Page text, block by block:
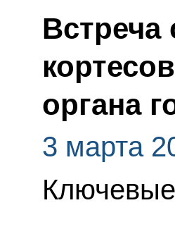
Встреча
органа
3 марта